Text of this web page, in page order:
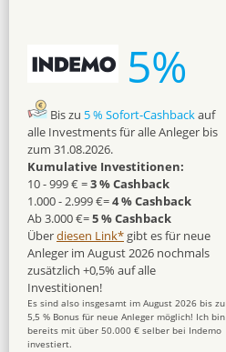
5%
Bis zu 5 % Sofort-Cashbackauf
alle Investments für alle Anleger bis
zum 31.08.2026.
Kumulative Investitionen:
10 - 999 € =3 % Cashback
1.000 - 2.999 €=4 % Cashback
Ab 3.000 €=5 % Cashback
Überdiesen Link* gibt es für neue
Anleger im August 2026 nochmals
zusätzlich +0,5% auf alle
Investitionen!
Es sind also insgesamt im August 2026 bis zu
5,5 % Bonus für neue Anleger möglich! Ich bin
bereits mit über 50.000 € selber bei Indemo
investiert.